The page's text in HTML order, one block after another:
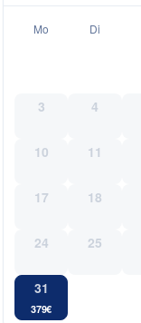
Mo Di
3 4
10 11
17 18
24 25
31
379€